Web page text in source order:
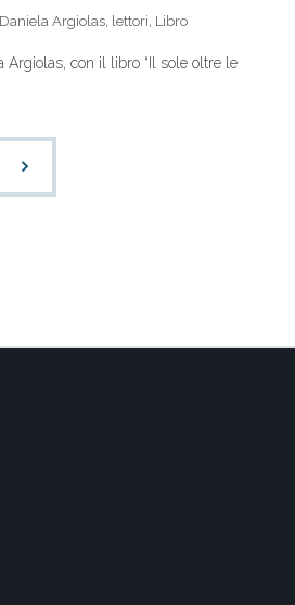
Daniela Argiolas, lettori, Libro
Argiolas, con il libro “Il sole oltre le